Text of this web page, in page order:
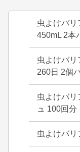
虫よけバリ
450mL 2本
虫よけバリ
260日 2個
虫よけバリ
ュ 100回分
虫よけバリ